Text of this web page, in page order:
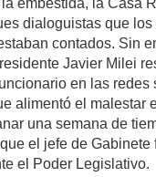
dialoguistas que los
contados. Sin
Javier Milei
en las redes
alimentó el malestar
una semana de
el jefe de Gabinete
el Poder Legislativo.